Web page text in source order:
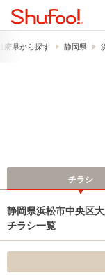
府県から探す 静岡県
チラシ
静岡県浜松市中央区
チラシ一覧